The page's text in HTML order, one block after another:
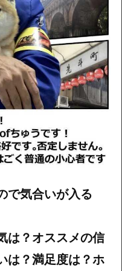
で気合いが入る
は？オススメの信
は？満足度は？ホ